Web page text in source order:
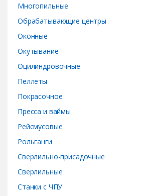
Многопильные
Обрабатывающие центры
Оконные
Окутывание
Оцилиндровочные
Пеллеты
Покрасочное
Пресса и ваймы
Рейсмусовые
Рольганги
Сверлильно-присадочные
Сверлильные
Станки с ЧПУ